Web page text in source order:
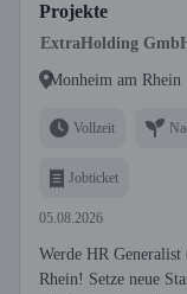
Projekte
ExtraHolding
Monheim am Rhein
Vollzeit
Jobticket
05.08.2026
Werde HR
Rhein! Setze neue